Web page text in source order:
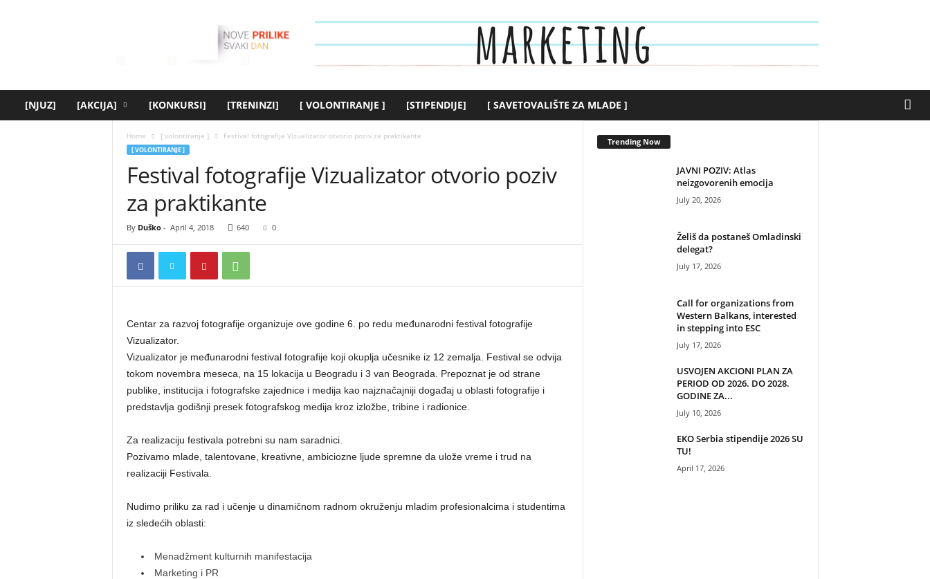
.
[NJUZ] [AKCIJA] [KONKURSI] [TRENINZI] [ VOLONTIRANJE ] [STIPENDIJE] [ SAVETOVALIŠTE ZA MLADE ]
Home [ volontiranje ] Festival fotografije Vizualizator otvorio poziv za praktikante
[ VOLONTIRANJE ]
Festival fotografije Vizualizator otvorio poziv
za praktikante
By Duško- April 4, 2018 640 0
Centar za razvoj fotografije organizuje ove godine 6. po redu međunarodni festival fotografije
Vizualizator.
Vizualizator je međunarodni festival fotografije koji okuplja učesnike iz 12 zemalja. Festival se odvija
tokom novembra meseca, na 15 lokacija u Beogradu i 3 van Beograda. Prepoznat je od strane
publike, institucija i fotografske zajednice i medija kao najznačajniji događaj u oblasti fotografije i
predstavlja godišnji presek fotografskog medija kroz izložbe, tribine i radionice.
Za realizaciju festivala potrebni su nam saradnici.
Pozivamo mlade, talentovane, kreativne, ambiciozne ljude spremne da ulože vreme i trud na
realizaciji Festivala.
Nudimo priliku za rad i učenje u dinamičnom radnom okruženju mladim profesionalcima i studentima
iz sledećih oblasti:
Menadžment kulturnih manifestacija
Marketing i PR
Trending Now
JAVNI POZIV: Atlas
neizgovorenih emocija
July 20, 2026
Želiš da postaneš Omladinski
delegat?
July 17, 2026
Call for organizations from
Western Balkans, interested
in stepping into ESC
July 17, 2026
USVOJEN AKCIONI PLAN ZA
PERIOD OD 2026. DO 2028.
GODINE ZA...
July 10, 2026
EKO Serbia stipendije 2026 SU
TU!
April 17, 2026